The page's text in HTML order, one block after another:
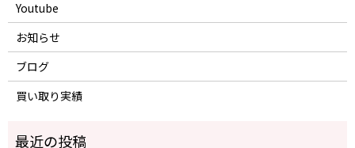
Youtube
お知らせ
ブログ
買い取り実績